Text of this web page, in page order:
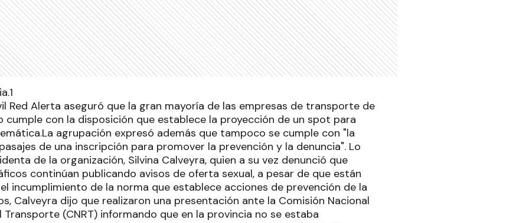
Red Alerta aseguró que la gran mayoría de las empresas de transporte de
cumple con la disposición que establece la proyección de un spot para
agrupación expresó además que tampoco se cumple con "la
de una inscripción para promover la prevención y la denuncia". Lo
de la organización, Silvina Calveyra, quien a su vez denunció que
continúan publicando avisos de oferta sexual, a pesar de que están
incumplimiento de la norma que establece acciones de prevención de la
Calveyra dijo que realizaron una presentación ante la Comisión Nacional
Transporte (CNRT) informando que en la provincia no se estaba